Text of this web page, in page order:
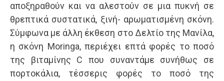
αποξηραθούν και να αλεστούν σε μια πυκνή σε
θρεπτικά συστατικά, ξινή- αρωματισμένη σκόνη.
Σύμφωνα με άλλη έκθεση στο Δελτίο της Μανίλα,
η σκόνη Moringa, περιέχει επτά φορές το ποσό
της βιταμίνης C που συναντάμε συνήθως σε
πορτοκάλια, τέσσερις φορές το ποσό της